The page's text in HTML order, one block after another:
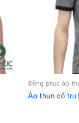
Đồng phục áo
Áo thun cổ trụ